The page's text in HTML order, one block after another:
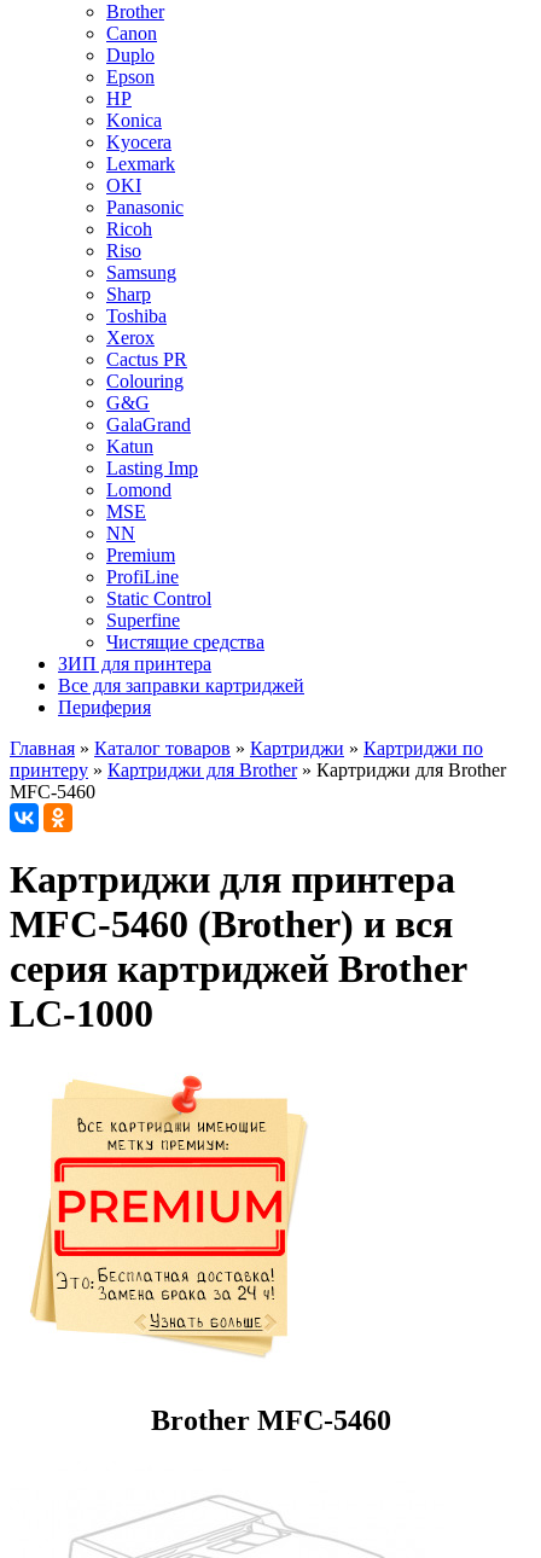
Brother
Canon
Duplo
Epson
HP
Konica
Kyocera
Lexmark
OKI
Panasonic
Ricoh
Riso
Samsung
Sharp
Toshiba
Xerox
Cactus PR
Colouring
G&G
GalaGrand
Katun
Lasting Imp
Lomond
MSE
NN
Premium
ProfiLine
Static Control
Superfine
Чистящие средства
ЗИП для принтера
Все для заправки картриджей
Периферия
Главная » Каталог товаров » Картриджи » Картриджи по
принтеру » Картриджи для Brother» Картриджи для Brother
MFC-5460
Картриджи для принтера
MFC-5460 (Brother) и вся
серия картриджей Brother
LC-1000
Brother MFC-5460